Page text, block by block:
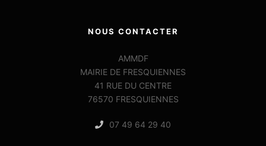
NOUS CONTACTER
AMMDF
MAIRIE DE FRESQUIENNES
41 RUE DU CENTRE
76570 FRESQUIENNES
07 49 64 29 40